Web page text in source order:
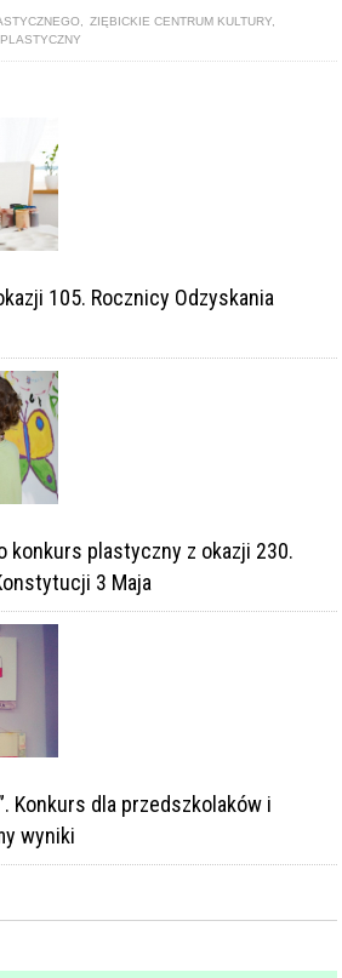
, ZIĘBICKIE CENTRUM KULTURY,
105. Rocznicy Odzyskania
konkurs plastyczny z okazji 230.
3 Maja
Konkurs dla przedszkolaków i
wyniki